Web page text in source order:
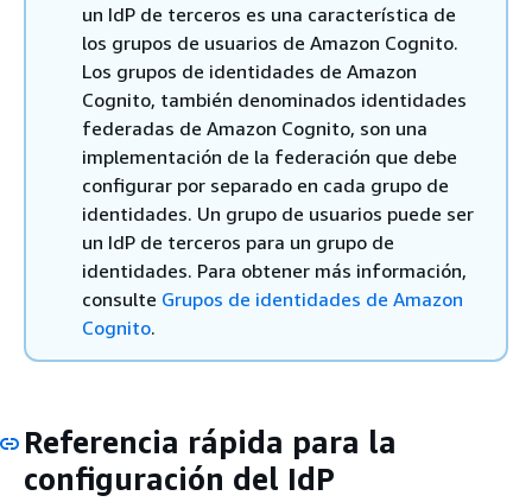
un IdP de terceros es una característica de
los grupos de usuarios de Amazon Cognito.
Los grupos de identidades de Amazon
Cognito, también denominados identidades
federadas de Amazon Cognito, son una
implementación de la federación que debe
configurar por separado en cada grupo de
identidades. Un grupo de usuarios puede ser
un IdP de terceros para un grupo de
identidades. Para obtener más información,
consulte Grupos de identidades de Amazon
Cognito.
Referencia rápida para la
configuración del IdP